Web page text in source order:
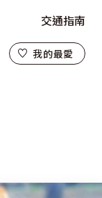
我的最愛
交通指南
我的最愛